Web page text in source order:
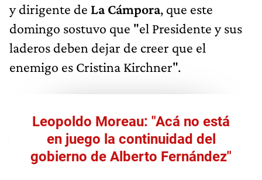
y dirigente de La Cámpora, que este
domingo sostuvo que "el Presidente y sus
laderos deben dejar de creer que el
enemigo es Cristina Kirchner".
Leopoldo Moreau: "Acá no está
en juego la continuidad del
gobierno de Alberto Fernández"